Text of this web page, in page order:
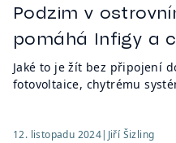
Podzim v
pomáhá Infigy a
Jaké to je žít bez připojení
fotovoltaice, chytrému
12. listopadu 2024| Jiří Šizling